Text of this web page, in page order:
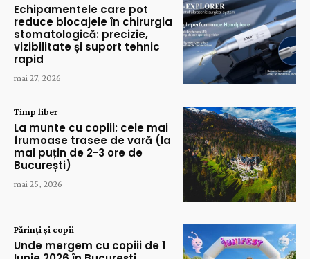
Echipamentele care pot
reduce blocajele în chirurgia
stomatologică: precizie,
vizibilitate și suport tehnic
rapid
mai 27, 2026
Timp liber
La munte cu copiii: cele mai
frumoase trasee de vară (la
mai puțin de 2-3 ore de
București)
mai 25, 2026
Părinți și copii
Unde mergem cu copiii de 1